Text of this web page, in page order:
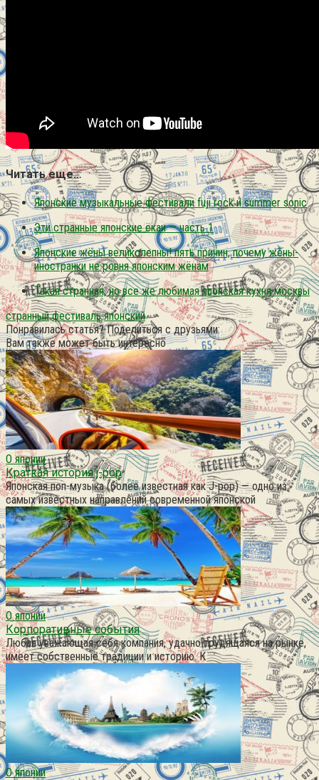
Читать еще…
Японские музыкальные фестивали fuji rock и summer sonic
Эти странные японские ёкаи — часть 1
Японские жёны великолепны! пять причин, почему жёны-
иностранки не ровня японским жёнам
Такая странная, но все же любимая японская кухня москвы
странный фестиваль японский
Понравилась статья? Поделиться с друзьями:
Вам также может быть интересно
О японии
Краткая история j-pop
Японская поп-музыка (более известная как J-pop) — одно из
самых известных направлений современной японской
О японии
Корпоративные события
Любая уважающая себя компания, удачно трудящаяся на рынке,
имеет собственные традиции и историю. К
О японии